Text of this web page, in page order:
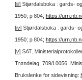
[iii] Stjørdalsboka : gards-
1950; p 804; https://
[iv] Stjørdalsboka : gards-
1950; p 804; https://
[v] SAT,
Trøndelag, 709/L0056:
Brukslenke for sidevisning: